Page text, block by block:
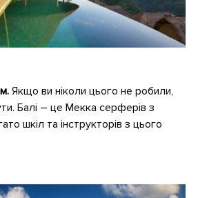
Якщо ви ніколи цього не робили,
Балі – це Мекка серферів з
шкіл та інструкторів з цього